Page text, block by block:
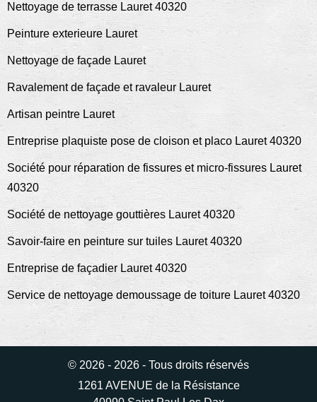
Nettoyage de terrasse Lauret 40320
Peinture exterieure Lauret
Nettoyage de façade Lauret
Ravalement de façade et ravaleur Lauret
Artisan peintre Lauret
Entreprise plaquiste pose de cloison et placo Lauret 40320
Société pour réparation de fissures et micro-fissures Lauret
40320
Société de nettoyage gouttières Lauret 40320
Savoir-faire en peinture sur tuiles Lauret 40320
Entreprise de façadier Lauret 40320
Service de nettoyage demoussage de toiture Lauret 40320
© 2026 - 2026 - Tous droits réservés
1261 AVENUE de la Résistance